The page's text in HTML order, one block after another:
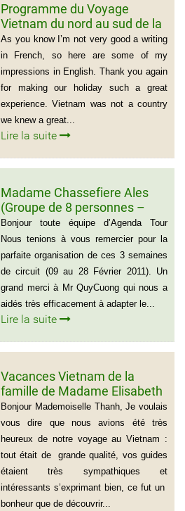
Programme du Voyage
Vietnam du nord au sud de la
famille de Vivien Schydlawsky
As you know I’m not very good a writing
in French, so here are some of my
impressions in English. Thank you again
for making our holiday such a great
experience. Vietnam was not a country
we knew a great...
Lire la suite
Madame Chassefiere Ales
(Groupe de 8 personnes –
Voyage du Nord au Sud
Vietnam)
Bonjour toute équipe d’Agenda Tour
Nous tenions à vous remercier pour la
parfaite organisation de ces 3 semaines
de circuit (09 au 28 Février 2011). Un
grand merci à Mr QuyCuong qui nous a
aidés très efficacement à adapter le...
Lire la suite
Vacances Vietnam de la
famille de Madame Elisabeth
DE LAUBESPIN (6 personnes)
Bonjour Mademoiselle Thanh, Je voulais
vous dire que nous avions été très
heureux de notre voyage au Vietnam :
tout était de grande qualité, vos guides
étaient très sympathiques et
intéressants s’exprimant bien, ce fut un
bonheur que de découvrir...